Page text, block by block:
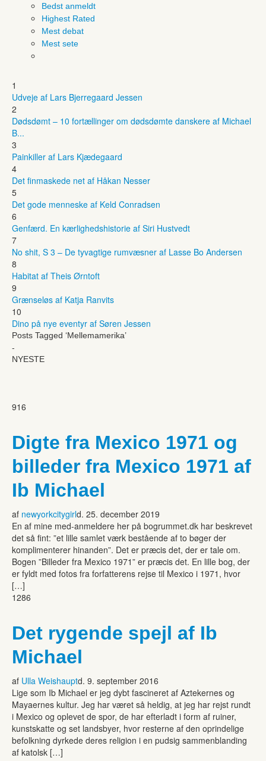
Bedst anmeldt
Highest Rated
Mest debat
Mest sete
1
Udveje af Lars Bjerregaard Jessen
2
Dødsdømt – 10 fortællinger om dødsdømte danskere af Michael
B...
3
Painkiller af Lars Kjædegaard
4
Det finmaskede net af Håkan Nesser
5
Det gode menneske af Keld Conradsen
6
Genfærd. En kærlighedshistorie af Siri Hustvedt
7
No shit, S 3 – De tyvagtige rumvæsner af Lasse Bo Andersen
8
Habitat af Theis Ørntoft
9
Grænseløs af Katja Ranvits
10
Dino på nye eventyr af Søren Jessen
Posts Tagged ‘Mellemamerika’
-
NYESTE
916
Digte fra Mexico 1971 og
billeder fra Mexico 1971 af
Ib Michael
af newyorkcitygirld. 25. december 2019
En af mine med-anmeldere her på bogrummet.dk har beskrevet
det så fint: ”et lille samlet værk bestående af to bøger der
komplimenterer hinanden”. Det er præcis det, der er tale om.
Bogen ”Billeder fra Mexico 1971” er præcis det. En lille bog, der
er fyldt med fotos fra forfatterens rejse til Mexico i 1971, hvor
[…]
1286
Det rygende spejl af Ib
Michael
af Ulla Weishauptd. 9. september 2016
Lige som Ib Michael er jeg dybt fascineret af Aztekernes og
Mayaernes kultur. Jeg har været så heldig, at jeg har rejst rundt
i Mexico og oplevet de spor, de har efterladt i form af ruiner,
kunstskatte og set landsbyer, hvor resterne af den oprindelige
befolkning dyrkede deres religion i en pudsig sammenblanding
af katolsk […]